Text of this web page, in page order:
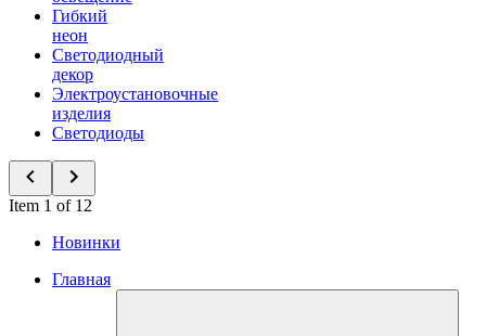
Гибкий
неон
Светодиодный
декор
Электроустановочные
изделия
Светодиоды
Item 1 of 12
Новинки
Главная